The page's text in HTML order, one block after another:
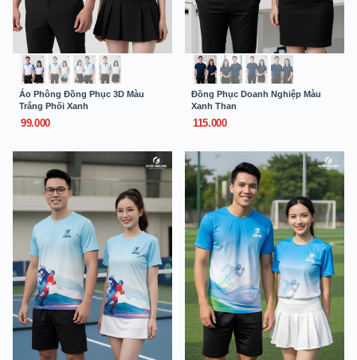
Áo Phông Đồng Phục 3D Màu
Trắng Phối Xanh
99.000
Đồng Phục Doanh Nghiệp Màu
Xanh Than
115.000